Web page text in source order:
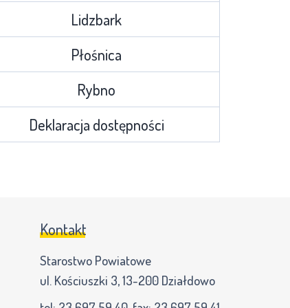
Lidzbark
Płośnica
Rybno
Deklaracja dostępności
Kontakt
Starostwo Powiatowe
ul. Kościuszki 3, 13-200 Działdowo